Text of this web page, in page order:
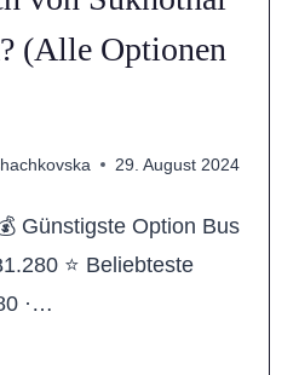
(Alle Optionen
29. August 2024
Günstigste Option Bus
⭐ Beliebteste
·…